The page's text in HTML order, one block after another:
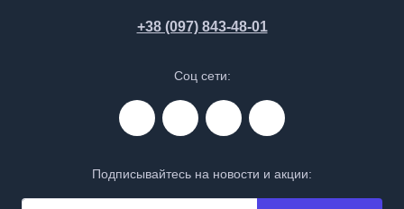
+38 (097) 843-48-01
Соц сети:
Подписывайтесь на новости и акции: